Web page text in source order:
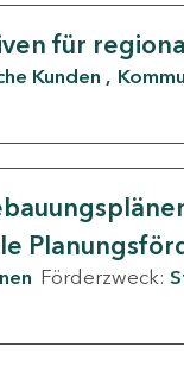
für
Kunden
Förderzweck: